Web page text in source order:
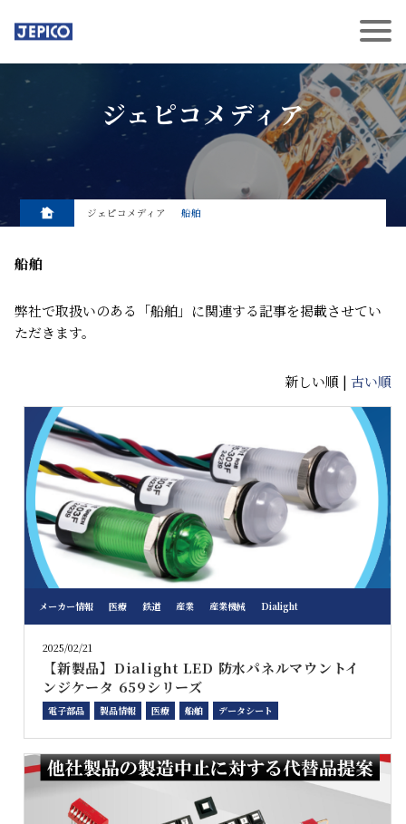
ジェピコメディア
ジェピコメディア 船舶
船舶
弊社で取扱いのある「船舶」に関連する記事を掲載させてい
ただきます。
新しい順 | 古い順
メーカー情報 医療 鉄道 産業 産業機械 Dialight
2025/02/21
【新製品】Dialight LED 防水パネルマウントイ
ンジケータ 659シリーズ
電子部品 製品情報 医療 船舶 データシート